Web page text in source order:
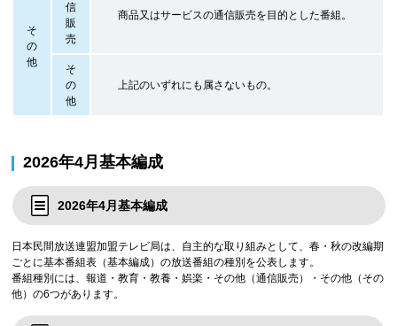
そ
の
他
信
販
売
商品又はサービスの通信販売を目的とした番組。
そ
の
他
上記のいずれにも属さないもの。
2026年4月基本編成
2026年4月基本編成
日本民間放送連盟加盟テレビ局は、自主的な取り組みとして、春・秋の改編期
ごとに基本番組表（基本編成）の放送番組の種別を公表します。
番組種別には、報道・教育・教養・娯楽・その他（通信販売）・その他（その
他）の6つがあります。